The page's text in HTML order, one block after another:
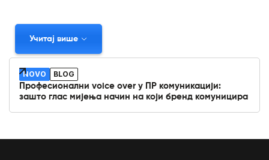
Учитај више
NOVO
BLOG
Професионални voice over у ПР комуникацији:
зашто глас мијења начин на који бренд комуницира